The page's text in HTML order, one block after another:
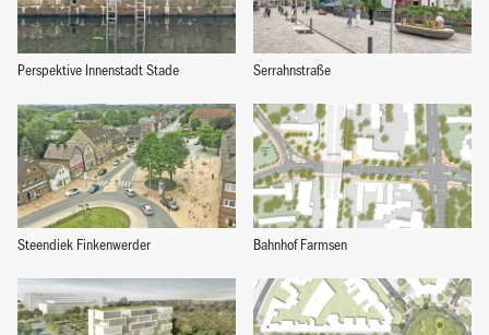
Perspektive Innenstadt Stade Serrahnstraße
Steendiek Finkenwerder Bahnhof Farmsen